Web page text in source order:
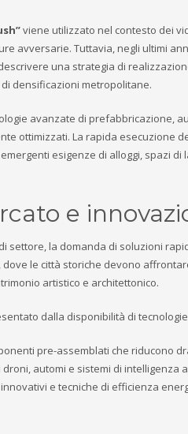
viene utilizzato nel contesto dei
avversarie. Tuttavia, negli ultimi
una strategia di
densificazioni metropolitane.
avanzate di prefabbricazione,
ottimizzati. La rapida esecuzione
esigenze di alloggi, spazi
e
settore, la domanda di soluzioni
dove le città storiche devono
artistico e architettonico.
dalla disponibilità di
pre-assemblati che riducono
droni, automi e sistemi di
e tecniche di efficienza